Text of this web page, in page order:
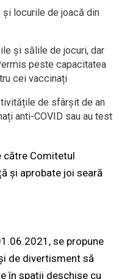
locurile de joacă din
și sălile de jocuri, dar
peste capacitatea
cei vaccinați
de sfârșit de an
anti-COVID sau au test
către Comitetul
și aprobate joi seară
se propune
de divertisment să
în spații deschise cu